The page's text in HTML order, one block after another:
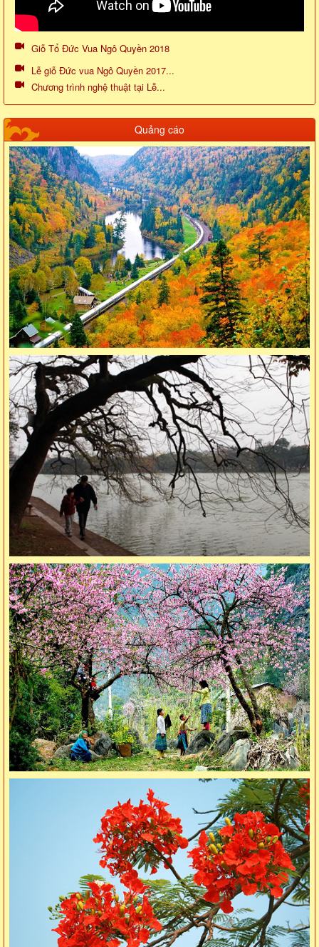
Giỗ Tổ Đức Vua Ngô Quyền 2018
Lễ giỗ Đức vua Ngô Quyền 2017...
Chương trình nghệ thuật tại Lễ...
Quảng cáo